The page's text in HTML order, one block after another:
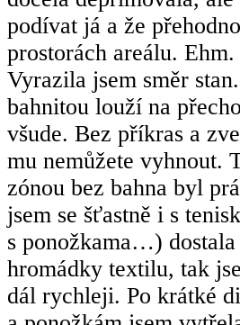
podívat já a že
prostorách areálu.
Vyrazila jsem směr
bahnitou louží na
všude. Bez příkras a
mu nemůžete vyhnout.
zónou bez bahna byl
jsem se šťastně i s
s ponožkama…)
hromádky textilu, tak
dál rychleji. Po krátké